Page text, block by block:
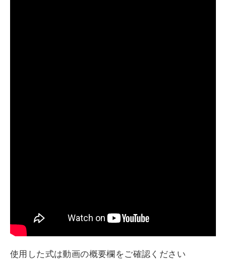
使用した式は動画の概要欄をご確認ください